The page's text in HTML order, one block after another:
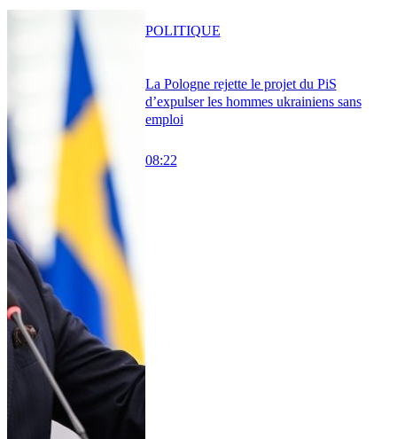
La Pologne rejette le projet du PiS
d’expulser les hommes ukrainiens sans
emploi
08:22
POLITIQUE